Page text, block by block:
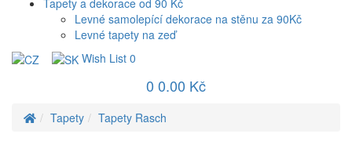
Tapety a dekorace od 90 Kč
Levné samolepící dekorace na stěnu za 90Kč
Levné tapety na zeď
Wish List 0
0 0.00 Kč
Tapety Tapety Rasch